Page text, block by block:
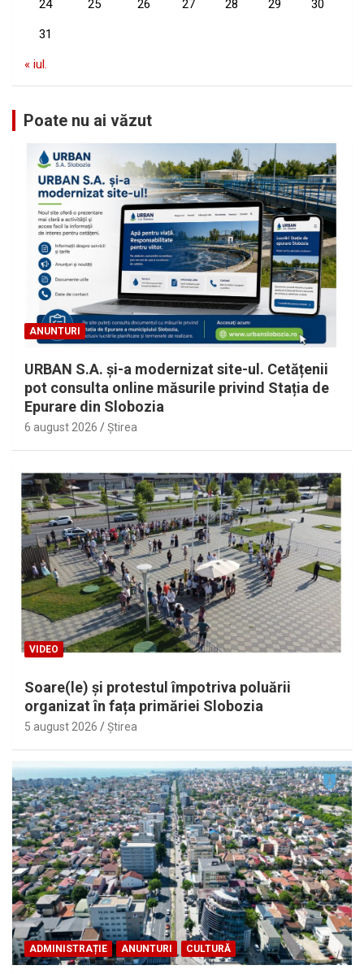
24 25 26 27 28 29 30
31
« iul.
Poate nu ai văzut
ANUNTURI
URBAN S.A. și-a modernizat site-ul. Cetățenii
pot consulta online măsurile privind Stația de
Epurare din Slobozia
6 august 2026 Ştirea
VIDEO
Soare(le) și protestul împotriva poluării
organizat în fața primăriei Slobozia
5 august 2026 Ştirea
ADMINISTRAȚIE ANUNTURI CULTURĂ